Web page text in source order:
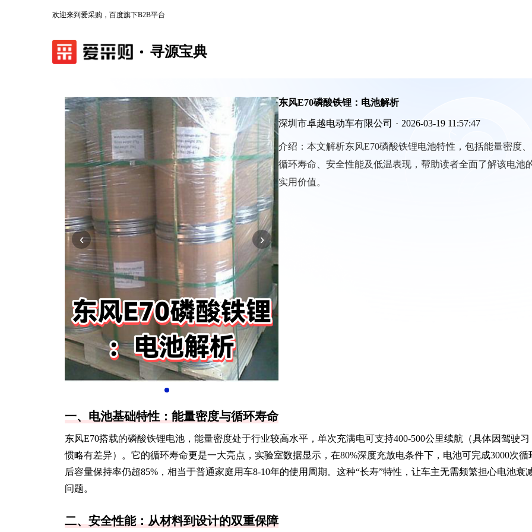
欢迎来到爱采购，百度旗下B2B平台
寻源宝典
‹ ›
东风E70磷酸铁锂：电池解析
深圳市卓越电动车有限公司 · 2026-03-19 11:57:47
介绍： 本文解析东风E70磷酸铁锂电池特性，包括能量密度、
循环寿命、安全性能及低温表现，帮助读者全面了解该电池
实用价值。
一、电池基础特性：能量密度与循环寿命
东风E70搭载的磷酸铁锂电池，能量密度处于行业较高水平，单次充满电可支持400-500公里续航（具体因驾驶习
惯略有差异）。它的循环寿命更是一大亮点，实验室数据显示，在80%深度充放电条件下，电池可完成3000次循
后容量保持率仍超85%，相当于普通家庭用车8-10年的使用周期。这种“长寿”特性，让车主无需频繁担心电池衰
问题。
二、安全性能：从材料到设计的双重保障